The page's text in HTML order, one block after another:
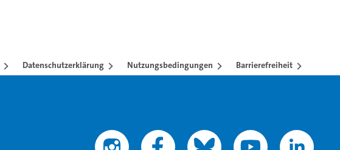
Datenschutzerklärung Nutzungsbedingungen Barrierefreiheit